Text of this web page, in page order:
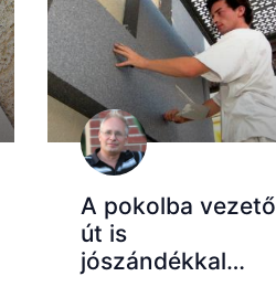
A pokolba vezető
út is
jószándékkal…